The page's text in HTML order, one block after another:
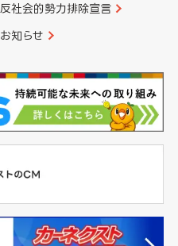
反社会的勢力排除宣言
お知らせ